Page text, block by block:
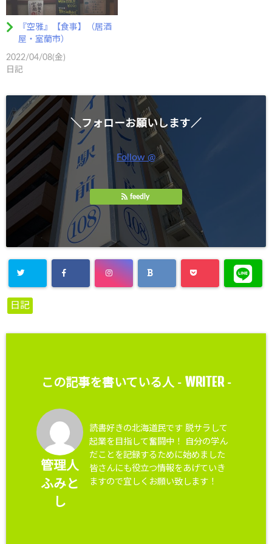
『空雅』【食事】（居酒
屋・室蘭市）
2022/04/08(金)
日記
＼フォローお願いします／
Follow @
feedly
日記
この記事を書いている人 - WRITER-
管理人
ふみと
し
読書好きの北海道民です 脱サラして
起業を目指して奮闘中！ 自分の学ん
だことを記録するために始めました
皆さんにも役立つ情報をあげていき
ますので宜しくお願い致します！